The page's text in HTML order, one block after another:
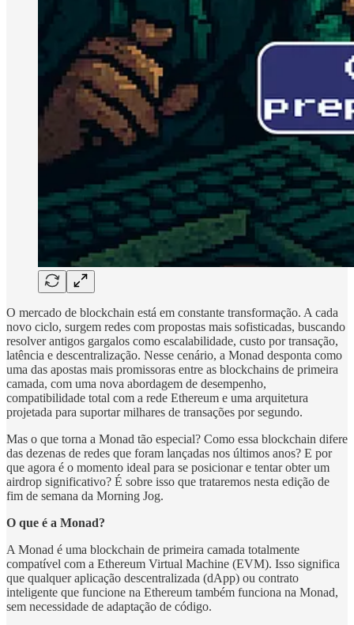
O mercado de blockchain está em constante transformação. A cada
novo ciclo, surgem redes com propostas mais sofisticadas, buscando
resolver antigos gargalos como escalabilidade, custo por transação,
latência e descentralização. Nesse cenário, a Monad desponta como
uma das apostas mais promissoras entre as blockchains de primeira
camada, com uma nova abordagem de desempenho,
compatibilidade total com a rede Ethereum e uma arquitetura
projetada para suportar milhares de transações por segundo.
Mas o que torna a Monad tão especial? Como essa blockchain difere
das dezenas de redes que foram lançadas nos últimos anos? E por
que agora é o momento ideal para se posicionar e tentar obter um
airdrop significativo? É sobre isso que trataremos nesta edição de
fim de semana da Morning Jog.
O que é a Monad?
A Monad é uma blockchain de primeira camada totalmente
compatível com a Ethereum Virtual Machine (EVM). Isso significa
que qualquer aplicação descentralizada (dApp) ou contrato
inteligente que funcione na Ethereum também funciona na Monad,
sem necessidade de adaptação de código.